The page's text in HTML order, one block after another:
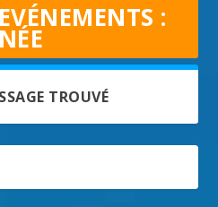
:
TROUVÉ